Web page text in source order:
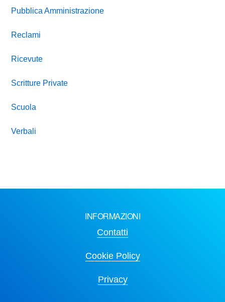
Pubblica Amministrazione
Reclami
Ricevute
Scritture Private
Scuola
Verbali
INFORMAZIONI
Contatti
Cookie Policy
Privacy